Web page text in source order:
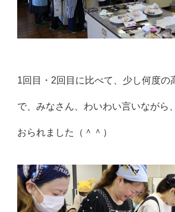
1回目・2回目に比べて、少し何度の
で、みなさん、わいわい言いながら
おられました（＾＾）